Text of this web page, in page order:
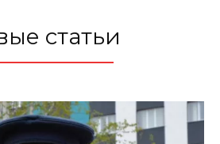
статьи